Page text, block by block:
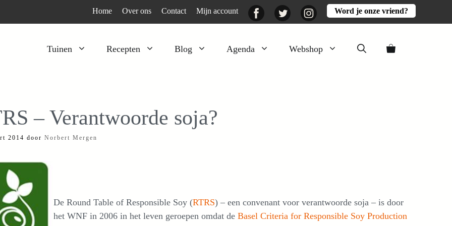
Home Over ons Contact Mijn account FacebookTwitter InstagramWord je onze vriend?
Tuinen Recepten Blog Agenda Webshop
Kruiden
Moestuin
Peulgroenten
– Verantwoorde soja?
2014 door Norbert Mergen
De Round Table of Responsible Soy (RTRS) – een convenant voor verantwoorde soja – is door
het WNF in 2006 in het leven geroepen omdat de Basel Criteria for Responsible Soy Production